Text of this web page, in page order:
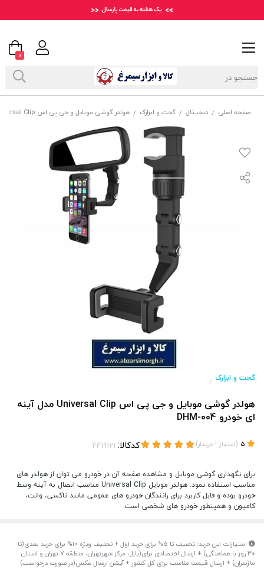
صفحه اصلی / دیجیتال / گجت و ابزارک / هولدر گوشی موبایل و جی پی اس Universal Clip مدل آینه ای خودرو DHM-004
گجت و ابزارک /
هولدر گوشی موبایل و جی پی اس Universal Clip مدل آینه
ای خودرو DHM-004
(امتیاز 1خریدار) کدکالا:
برای نگهداری گوشی موبایل و مشاهده صفحه آن در خودرو می توان از هولدر های
مناسب استفاده نمود. هولدر موبایل Universal Clip مناسب اتصال به آینه وسط
خودرو بوده و قابل کاربرد برای رانندگان خودرو های عمومی مانند تاکسی، وانت،
کامیون و همینطور خودرو های شخصی است.
امتیازات این خرید: تخفیف تا 5% برای خرید اول + تخفیف ویژه 10% برای خرید بعدی(تا
30 روز با هماهنگی) + ارسال اقتصادی برای(بازار، مرکز شهرتهران، منطقه 7 تهران و استان
مازندران) + ارسال قیمت مناسب برای کل کشور + آپشن ارسال عکس(در صورت درخواست)
0